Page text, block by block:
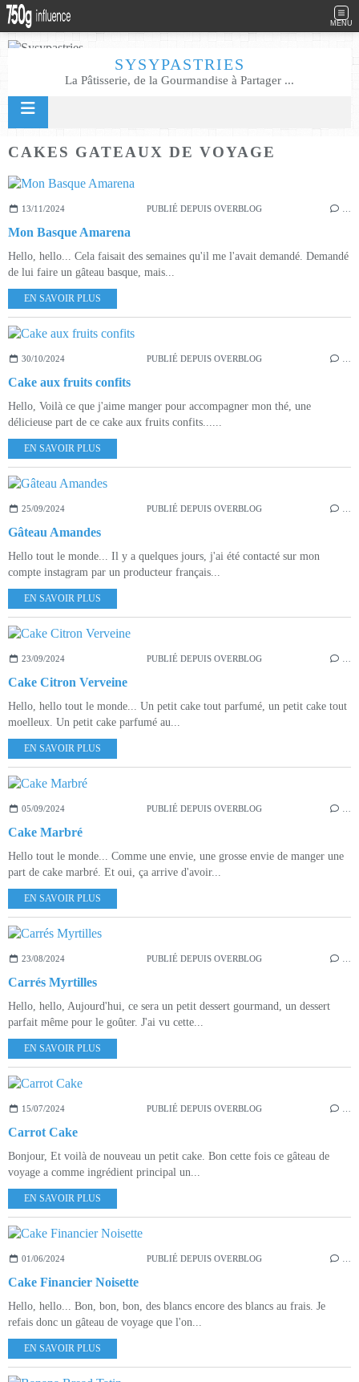
MENU
SYSYPASTRIES
La Pâtisserie, de la Gourmandise à Partager ...
CAKES GATEAUX DE VOYAGE
13/11/2024 PUBLIÉ DEPUIS OVERBLOG
Mon Basque Amarena
Hello, hello... Cela faisait des semaines qu'il me l'avait demandé. Demandé
de lui faire un gâteau basque, mais...
EN SAVOIR PLUS
30/10/2024 PUBLIÉ DEPUIS OVERBLOG
Cake aux fruits confits
Hello, Voilà ce que j'aime manger pour accompagner mon thé, une
délicieuse part de ce cake aux fruits confits......
EN SAVOIR PLUS
25/09/2024 PUBLIÉ DEPUIS OVERBLOG
Gâteau Amandes
Hello tout le monde... Il y a quelques jours, j'ai été contacté sur mon
compte instagram par un producteur français...
EN SAVOIR PLUS
23/09/2024 PUBLIÉ DEPUIS OVERBLOG
Cake Citron Verveine
Hello, hello tout le monde... Un petit cake tout parfumé, un petit cake tout
moelleux. Un petit cake parfumé au...
EN SAVOIR PLUS
05/09/2024 PUBLIÉ DEPUIS OVERBLOG
Cake Marbré
Hello tout le monde... Comme une envie, une grosse envie de manger une
part de cake marbré. Et oui, ça arrive d'avoir...
EN SAVOIR PLUS
23/08/2024 PUBLIÉ DEPUIS OVERBLOG
Carrés Myrtilles
Hello, hello, Aujourd'hui, ce sera un petit dessert gourmand, un dessert
parfait même pour le goûter. J'ai vu cette...
EN SAVOIR PLUS
15/07/2024 PUBLIÉ DEPUIS OVERBLOG
Carrot Cake
Bonjour, Et voilà de nouveau un petit cake. Bon cette fois ce gâteau de
voyage a comme ingrédient principal un...
EN SAVOIR PLUS
01/06/2024 PUBLIÉ DEPUIS OVERBLOG
Cake Financier Noisette
Hello, hello... Bon, bon, bon, des blancs encore des blancs au frais. Je
refais donc un gâteau de voyage que l'on...
EN SAVOIR PLUS